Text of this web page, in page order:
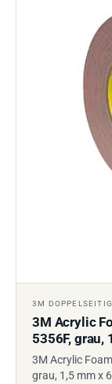
3M
3M Acrylic
5356F, grau,
3M Acrylic
grau, 1,5 mm x